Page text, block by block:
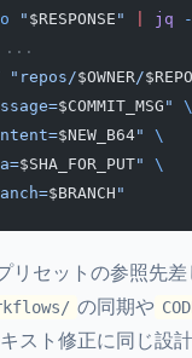
" $RESPONSE " jq
...
"repos/$OWNER/$REPO
$COMMIT_MSG "
\
$NEW_B64"
\
$SHA_FOR_PUT"
\
$BRANCH "
リセットの参照先差
の同期や
スト修正に同じ設計